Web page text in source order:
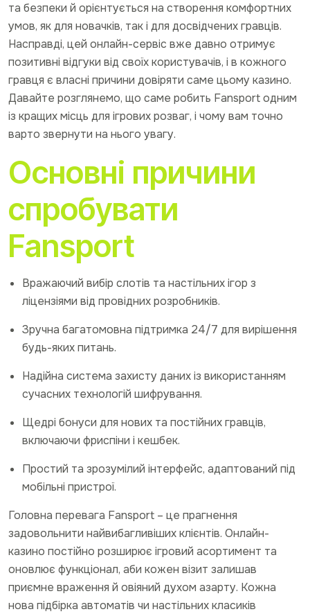
та безпеки й орієнтується на створення комфортних
умов, як для новачків, так і для досвідчених гравців.
Насправді, цей онлайн-сервіс вже давно отримує
позитивні відгуки від своїх користувачів, і в кожного
гравця є власні причини довіряти саме цьому казино.
Давайте розглянемо, що саме робить Fansport одним
із кращих місць для ігрових розваг, і чому вам точно
варто звернути на нього увагу.
Основні причини
спробувати
Fansport
Вражаючий вибір слотів та настільних ігор з
ліцензіями від провідних розробників.
Зручна багатомовна підтримка 24/7 для вирішення
будь-яких питань.
Надійна система захисту даних із використанням
сучасних технологій шифрування.
Щедрі бонуси для нових та постійних гравців,
включаючи фриспіни і кешбек.
Простий та зрозумілий інтерфейс, адаптований під
мобільні пристрої.
Головна перевага Fansport – це прагнення
задовольнити найвибагливіших клієнтів. Онлайн-
казино постійно розширює ігровий асортимент та
оновлює функціонал, аби кожен візит залишав
приємне враження й овіяний духом азарту. Кожна
нова підбірка автоматів чи настільних класиків